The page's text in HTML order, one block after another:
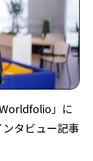
」に
タビュー記事